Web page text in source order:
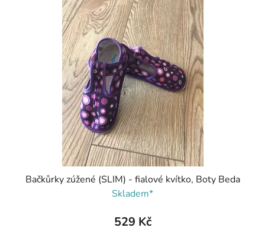
Bačkůrky zúžené (SLIM) - fialové kvítko, Boty Beda
Skladem*
529 Kč